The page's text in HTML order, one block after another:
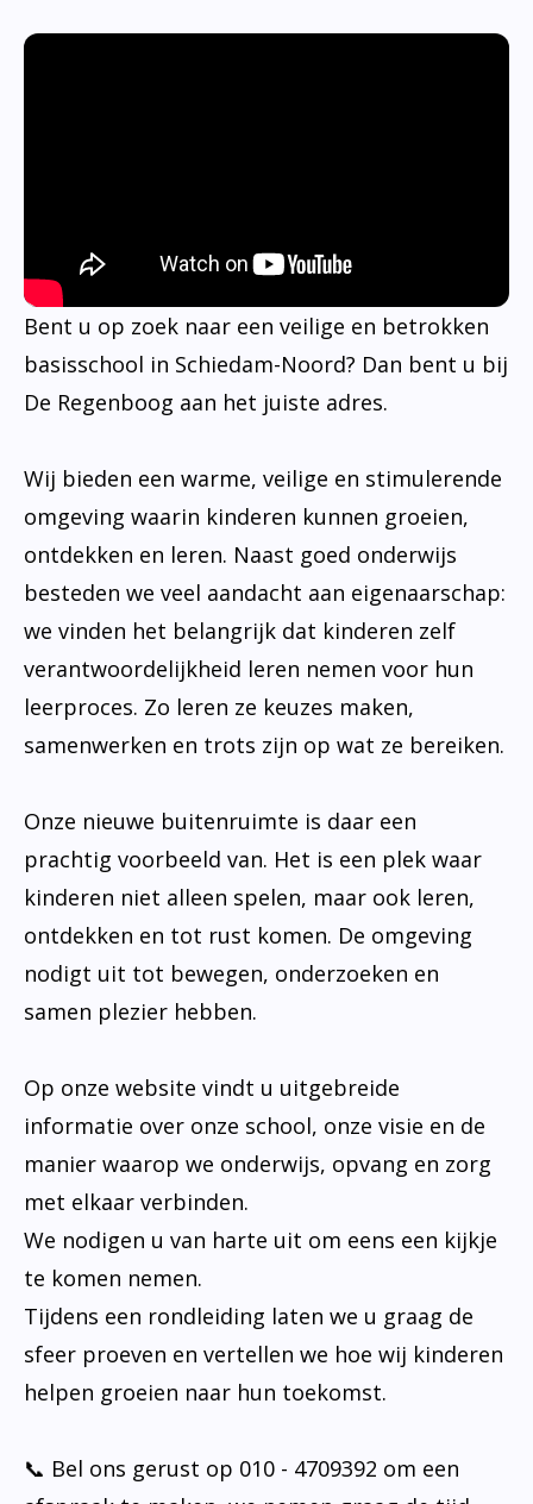
Bent u op zoek naar een veilige en betrokken
basisschool in Schiedam-Noord? Dan bent u bij
De Regenboog aan het juiste adres.
Wij bieden een warme, veilige en stimulerende
omgeving waarin kinderen kunnen groeien,
ontdekken en leren. Naast goed onderwijs
besteden we veel aandacht aan eigenaarschap:
we vinden het belangrijk dat kinderen zelf
verantwoordelijkheid leren nemen voor hun
leerproces. Zo leren ze keuzes maken,
samenwerken en trots zijn op wat ze bereiken.
Onze nieuwe buitenruimte is daar een
prachtig voorbeeld van. Het is een plek waar
kinderen niet alleen spelen, maar ook leren,
ontdekken en tot rust komen. De omgeving
nodigt uit tot bewegen, onderzoeken en
samen plezier hebben.
Op onze website vindt u uitgebreide
informatie over onze school, onze visie en de
manier waarop we onderwijs, opvang en zorg
met elkaar verbinden.
We nodigen u van harte uit om eens een kijkje
te komen nemen.
Tijdens een rondleiding laten we u graag de
sfeer proeven en vertellen we hoe wij kinderen
helpen groeien naar hun toekomst.
📞 Bel ons gerust op 010 - 4709392 om een